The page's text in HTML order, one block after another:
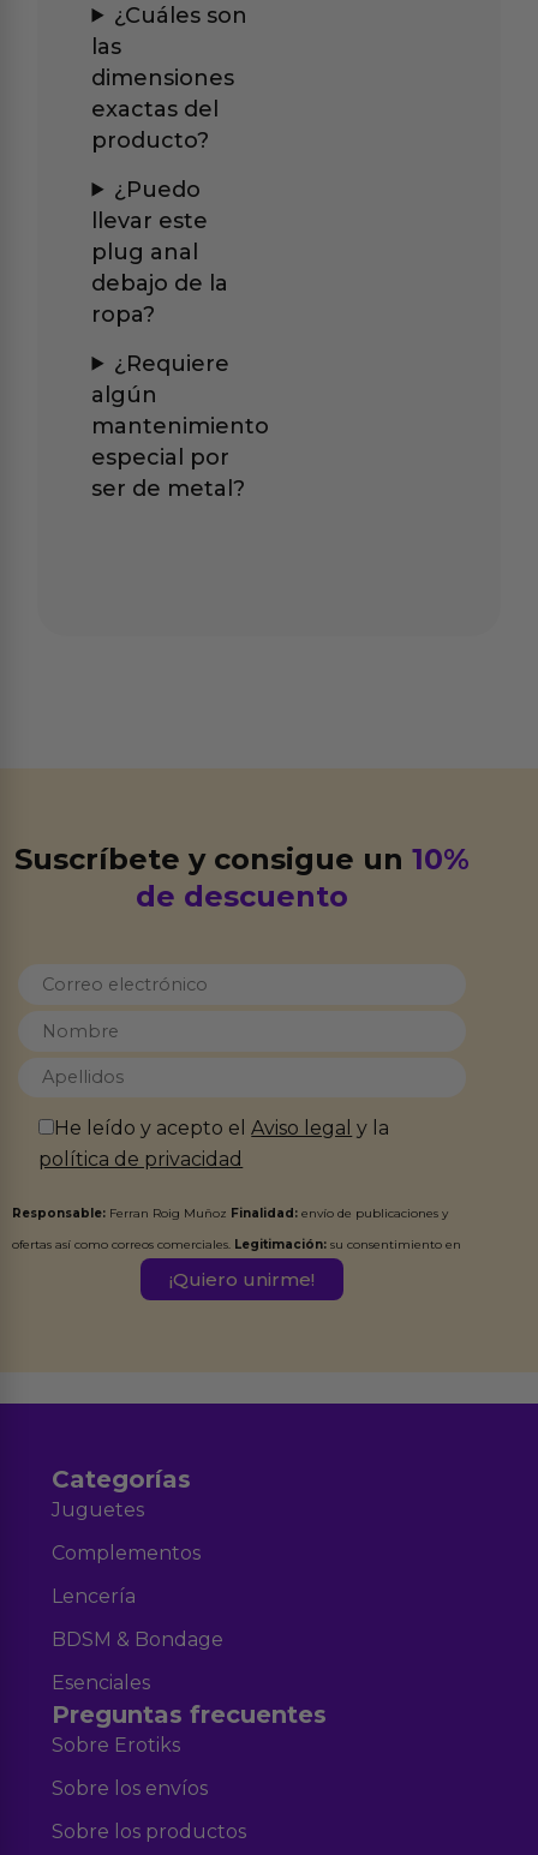
¿Cuáles son
las
dimensiones
exactas del
producto?
¿Puedo
llevar este
plug anal
debajo de la
ropa?
¿Requiere
algún
mantenimiento
especial por
ser de metal?
Suscríbete y consigue un10%
de descuento
He leído y acepto elAviso legal y la
política de privacidad
Responsable: Ferran Roig Muñoz Finalidad: envío de publicaciones y
ofertas así como correos comerciales. Legitimación: su consentimiento en
Destinatarios:Ferran Roig Muñoz. Podrás ejercer tus
Categorías
Juguetes
Complementos
Lencería
BDSM & Bondage
Esenciales
Preguntas frecuentes
Sobre Erotiks
Sobre los envíos
Sobre los productos